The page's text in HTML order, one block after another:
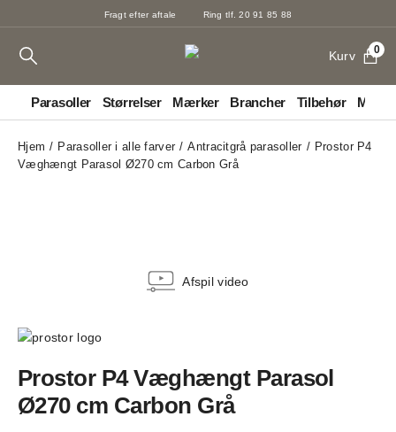
Fragt efter aftale Ring tlf. 20 91 85 88
Kurv 0
Parasoller Størrelser Mærker Brancher Tilbehør
Hjem Parasoller i alle farver Antracitgrå parasoller
Prostor P4
Væghængt Parasol Ø270 cm Carbon Grå
Afspil video
Prostor P4 Væghængt Parasol
Ø270 cm Carbon Grå